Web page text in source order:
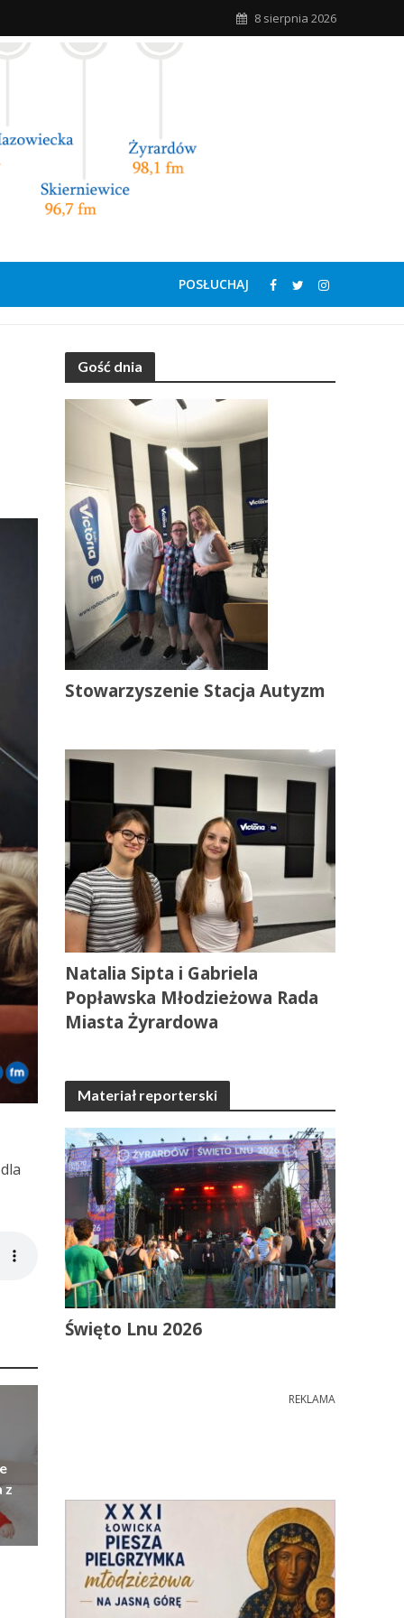
8 sierpnia 2026
POSŁUCHAJ
z
Gość dnia
Stowarzyszenie Stacja Autyzm
Natalia Sipta i Gabriela
Popławska Młodzieżowa Rada
Miasta Żyrardowa
Materiał reporterski
Święto Lnu 2026
REKLAMA